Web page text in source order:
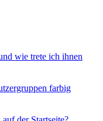
wie trete ich ihnen
farbig